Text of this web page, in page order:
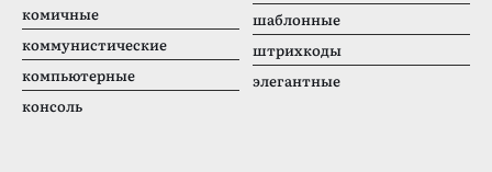
комичные
коммунистические
компьютерные
консоль
шаблонные
штрихкоды
элегантные